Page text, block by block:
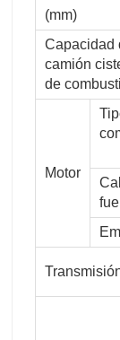
(mm)
Capacidad
camión
de
Motor